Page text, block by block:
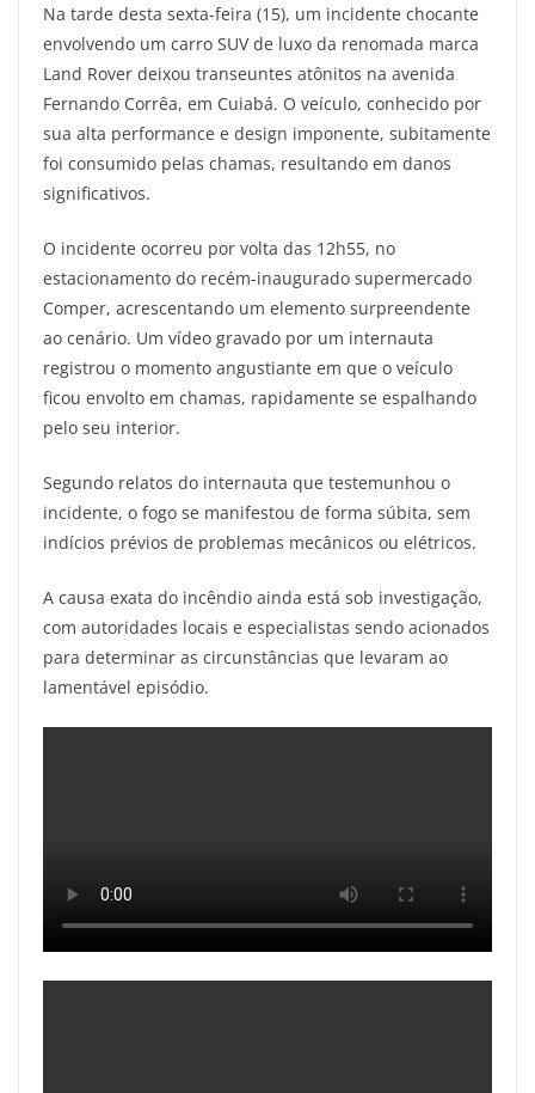
Na tarde desta sexta-feira (15), um incidente chocante
envolvendo um carro SUV de luxo da renomada marca
Land Rover deixou transeuntes atônitos na avenida
Fernando Corrêa, em Cuiabá. O veículo, conhecido por
sua alta performance e design imponente, subitamente
foi consumido pelas chamas, resultando em danos
significativos.
O incidente ocorreu por volta das 12h55, no
estacionamento do recém-inaugurado supermercado
Comper, acrescentando um elemento surpreendente
ao cenário. Um vídeo gravado por um internauta
registrou o momento angustiante em que o veículo
ficou envolto em chamas, rapidamente se espalhando
pelo seu interior.
Segundo relatos do internauta que testemunhou o
incidente, o fogo se manifestou de forma súbita, sem
indícios prévios de problemas mecânicos ou elétricos.
A causa exata do incêndio ainda está sob investigação,
com autoridades locais e especialistas sendo acionados
para determinar as circunstâncias que levaram ao
lamentável episódio.